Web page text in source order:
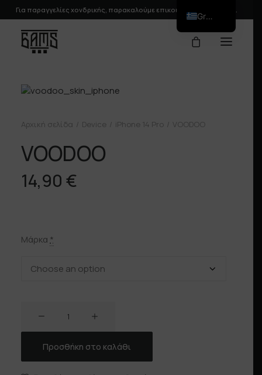
Για παραγγελίες χονδρικής, παρακαλούμε επικοινωνήστε μαζί μας.
Αρχική σελίδα Device iPhone 14 Pro VOODOO
VOODOO
14,90 €
Μάρκα *
Προσθήκη στο καλάθι
Greek